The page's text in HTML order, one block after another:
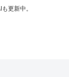
更新中。